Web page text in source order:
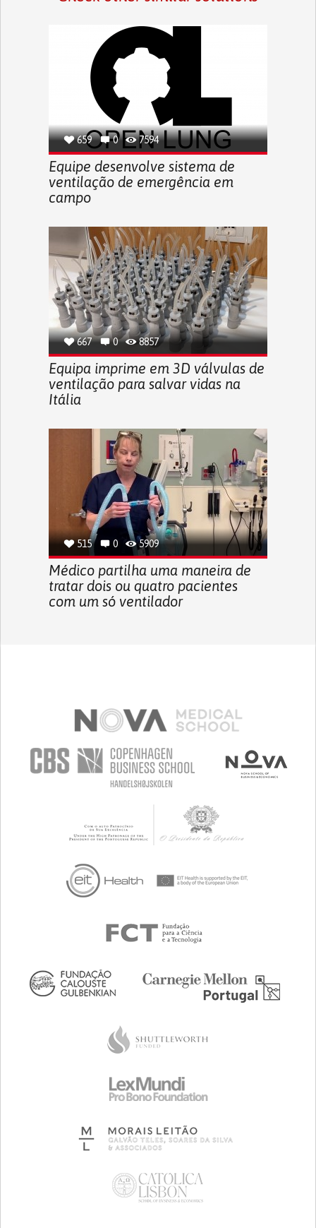
659 0 7594
Equipe desenvolve sistema de
ventilação de emergência em
campo
667 0 8857
Equipa imprime em 3D válvulas de
ventilação para salvar vidas na
Itália
515 0 5909
Médico partilha uma maneira de
tratar dois ou quatro pacientes
com um só ventilador